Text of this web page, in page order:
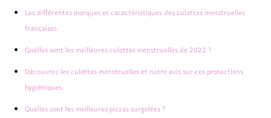
Les différentes marques et caractéristiques des culottes menstruelles
françaises
Quelles sont les meilleures culottes menstruelles de 2022 ?
Découvrez les culottes menstruelles et notre avis sur ces protections
hygiéniques
Quelles sont les meilleures pizzas surgelées ?